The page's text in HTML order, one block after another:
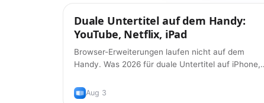
Tipps
Duale Untertitel auf dem Handy:
YouTube, Netflix, iPad
Browser-Erweiterungen laufen nicht auf dem
Handy. Was 2026 für duale Untertitel auf iPhone,
weiterhin nicht.
Aug 3